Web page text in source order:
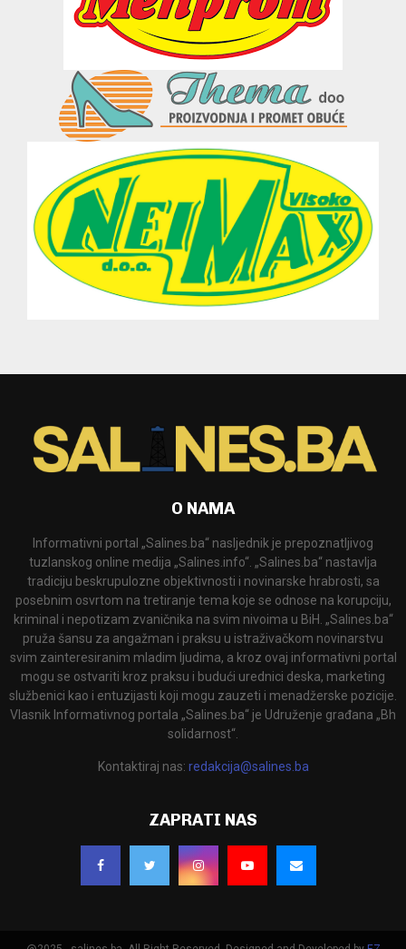
O NAMA
Informativni portal „Salines.ba“ nasljednik je prepoznatljivog
tuzlanskog online medija „Salines.info“. „Salines.ba“ nastavlja
tradiciju beskrupulozne objektivnosti i novinarske hrabrosti, sa
posebnim osvrtom na tretiranje tema koje se odnose na korupciju,
kriminal i nepotizam zvaničnika na svim nivoima u BiH. „Salines.ba“
pruža šansu za angažman i praksu u istraživačkom novinarstvu
svim zainteresiranim mladim ljudima, a kroz ovaj informativni portal
mogu se ostvariti kroz praksu i budući urednici deska, marketing
službenici kao i entuzijasti koji mogu zauzeti i menadžerske pozicije.
Vlasnik Informativnog portala „Salines.ba“ je Udruženje građana „Bh
solidarnost“.
Kontaktiraj nas: redakcija@salines.ba
ZAPRATI NAS